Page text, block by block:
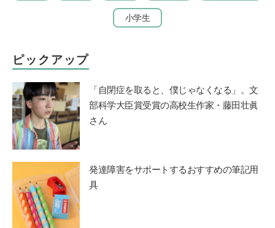
小学生
ピックアップ
「自閉症を取ると、僕じゃなくなる」。文
部科学大臣賞受賞の高校生作家・藤田壮眞
さん
発達障害をサポートするおすすめの筆記用
具